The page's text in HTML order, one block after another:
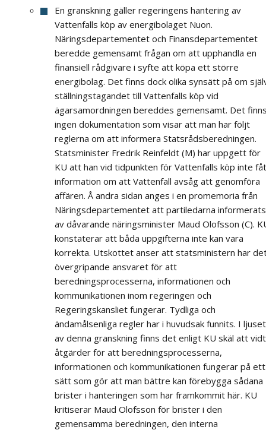
En granskning gäller regeringens hantering av
Vattenfalls köp av energibolaget Nuon.
Näringsdepartementet och Finansdepartementet
beredde gemensamt frågan om att upphandla en
finansiell rådgivare i syfte att köpa ett större
energibolag. Det finns dock olika synsätt på om
ställningstagandet till Vattenfalls köp vid
ägarsamordningen bereddes gemensamt. Det
ingen dokumentation som visar att man har följt
reglerna om att informera Statsrådsberedningen.
Statsminister Fredrik Reinfeldt (M) har uppgett för
KU att han vid tidpunkten för Vattenfalls köp inte
information om att Vattenfall avsåg att genomföra
affären. Å andra sidan anges i en promemoria från
Näringsdepartementet att partiledarna informerats
av dåvarande näringsminister Maud Olofsson (C).
konstaterar att båda uppgifterna inte kan vara
korrekta. Utskottet anser att statsministern har
övergripande ansvaret för att
beredningsprocesserna, informationen och
kommunikationen inom regeringen och
Regeringskansliet fungerar. Tydliga och
ändamålsenliga regler har i huvudsak funnits. I ljuset
av denna granskning finns det enligt KU skäl att
åtgärder för att beredningsprocesserna,
informationen och kommunikationen fungerar på ett
sätt som gör att man bättre kan förebygga sådana
brister i hanteringen som har framkommit här. KU
kritiserar Maud Olofsson för brister i den
gemensamma beredningen, den interna